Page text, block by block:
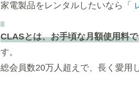
家電製品をレンタルしたいなら「
CLASとは、お手頃な月額使用料
す。
総会員数20万人超えで、長く愛用